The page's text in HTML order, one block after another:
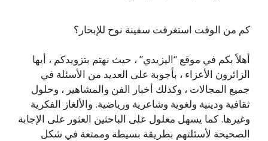
كم من الوقت استغرقت سفينة نوح للإبحار؟
أهلاً بكم في موقع “اليزيدي” ، حيث نهتم بتزويدكم ، أيها
الزائرون الأعزاء ، بأجوبة على العديد من الأسئلة في
جميع المجالات ، وكذلك أخبار الفن والمشاهير ، وحلول
ثقافية ودينية ولغوية وشاعرية ورياضية. والألغاز الفكرية
وغيرها. كما يسهل معلول على الباحثين العثور على الإجابة
الصحيحة لأسئلتهم بطريقة بسيطة وممتعة في شكل